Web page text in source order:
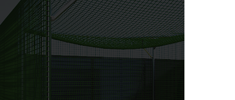
エクステリア
アウトドア